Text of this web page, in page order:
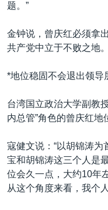
题。”
金钟说，曾庆红必须拿
共产党中立于不败之地。
*地位稳固不会退出领导
台湾国立政治大学副教
内总管”角色的曾庆红地
寇健文说：“以胡锦涛
宝和胡锦涛这三个人是
位会久一点，大约10年
从这个角度来看，我个